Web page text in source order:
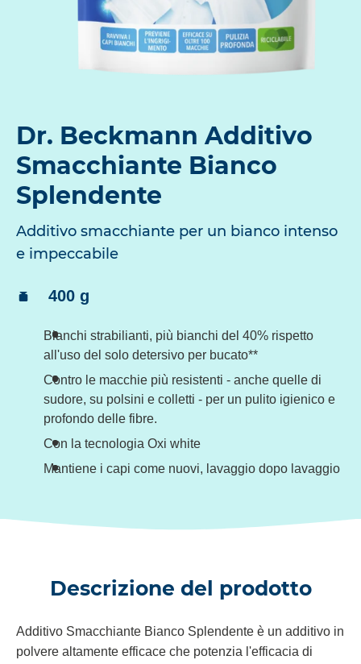
Dr. Beckmann Additivo
Smacchiante Bianco
Splendente
Additivo smacchiante per un bianco intenso
e impeccabile
Contenuto:
400 g
Bianchi strabilianti, più bianchi del 40% rispetto
all'uso del solo detersivo per bucato**
Contro le macchie più resistenti - anche quelle di
sudore, su polsini e colletti - per un pulito igienico e
profondo delle fibre.
Con la tecnologia Oxi white
Mantiene i capi come nuovi, lavaggio dopo lavaggio
Descrizione del prodotto
Additivo Smacchiante Bianco Splendente è un additivo in
polvere altamente efficace che potenzia l'efficacia di